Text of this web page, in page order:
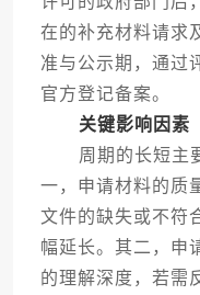
在的补充材料请求
准与公示期，通过
官方登记备案。
关键影响因素
周期的长短主要
一，申请材料的质
文件的缺失或不符
幅延长。其二，申
的理解深度，若需